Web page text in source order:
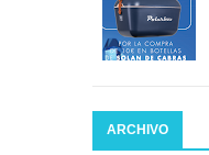
ARCHIVO